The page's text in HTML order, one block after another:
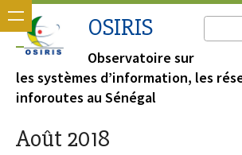
OSIRIS
Observatoire sur
les systèmes d’information, les
inforoutes au Sénégal
Août 2018